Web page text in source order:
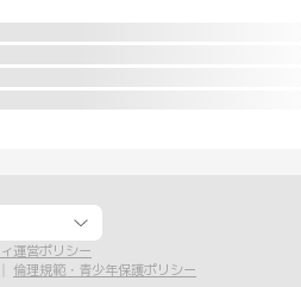
運営ポリシー
倫理規範・青少年保護ポリシー